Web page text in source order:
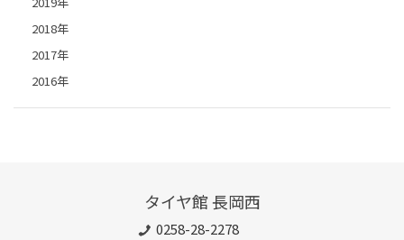
2018年
2017年
2016年
タイヤ館 長岡西
0258-28-2278